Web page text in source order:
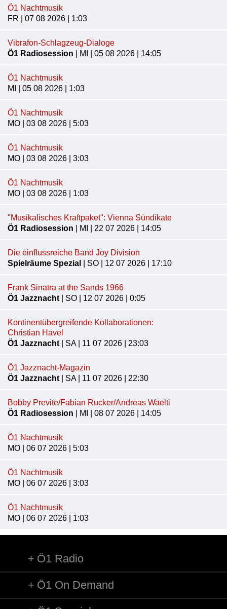
Ö1 Nachtmusik
FR | 07 08 2026 | 1:03
Vibrafon-Schlagzeug-Dialoge
Ö1 Radiosession | MI | 05 08 2026 | 14:05
Ö1 Nachtmusik
MI | 05 08 2026 | 1:03
Ö1 Nachtmusik
MO | 03 08 2026 | 5:03
Ö1 Nachtmusik
MO | 03 08 2026 | 3:03
Ö1 Nachtmusik
MO | 03 08 2026 | 1:03
"Musikalisches Kraftpaket": Vienna Sündikate
Ö1 Radiosession | MI | 22 07 2026 | 14:05
Die einflussreiche Band Joy Division
Spielräume Spezial
| SO | 12 07 2026 | 17:10
Frank Sinatra at the Sands 1966
Ö1 Jazznacht | SO | 12 07 2026 | 0:05
Kontinentübergreifende Kollaborationen:
Christian Havel
Ö1 Jazznacht | SA | 11 07 2026 | 23:03
Ö1 Jazznacht-Magazin
Ö1 Jazznacht | SA | 11 07 2026 | 22:30
Bobby Previte/Fabian Rucker/Andreas Waelti
Ö1 Radiosession | MI | 08 07 2026 | 14:05
Ö1 Nachtmusik
MO | 06 07 2026 | 5:03
Ö1 Nachtmusik
MO | 06 07 2026 | 3:03
Ö1 Nachtmusik
MO | 06 07 2026 | 1:03
Ö1 Radio
Ö1 On Demand